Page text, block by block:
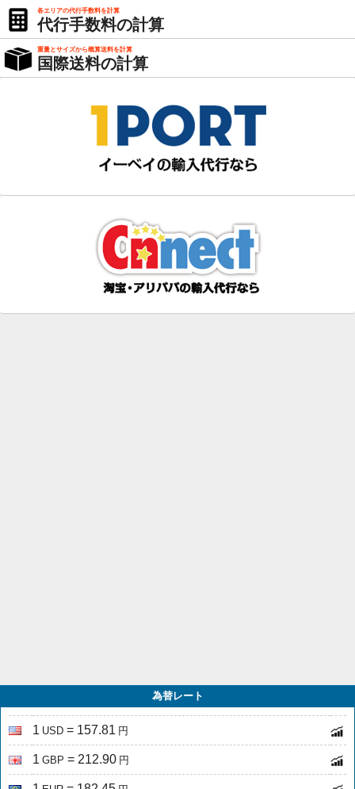
各エリアの代行手数料を計算
代行手数料の計算
重量とサイズから概算送料を計算
国際送料の計算
為替レート
1 USD = 157.81 円
1 GBP = 212.90 円